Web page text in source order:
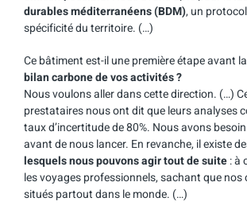
durables méditerranéens (BDM), un
spécificité du territoire. (…)
Ce bâtiment est-il une première étape avant la
bilan carbone de vos activités ?
Nous voulons aller dans cette direction. (…)
prestataires nous ont dit que leurs analyses
taux d’incertitude de 80%. Nous avons
avant de nous lancer. En revanche, il existe
lesquels nous pouvons agir tout de suite: à
les voyages professionnels, sachant que nos
situés partout dans le monde. (…)